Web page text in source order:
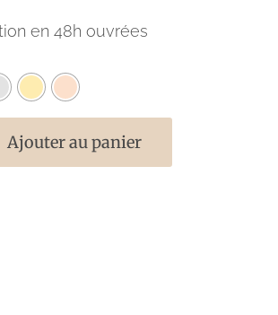
en 48h ouvrées
Ajouter au panier